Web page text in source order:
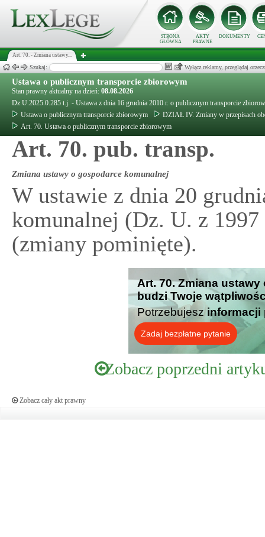
STRONA
GŁÓWNA
AKTY
PRAWNE
DOKUMENTY
Art. 70. - Zmiana ustawy...
Szukaj: Wyłącz reklamy, przeglądaj
Ustawa o publicznym transporcie zbiorowym
Stan prawny aktualny na dzień: 08.08.2026
Dz.U.2025.0.285 t.j. - Ustawa z dnia 16 grudnia 2010 r. o publicznym transporcie
Ustawa o publicznym transporcie zbiorowym
DZIAŁ IV. Zmiany w przepisach
Art. 70. Ustawa o publicznym transporcie zbiorowym
Art. 70. pub. transp.
Zmiana ustawy o gospodarce komunalnej
W ustawie z dnia 20
komunalnej (Dz. U. z
(zmiany pominięte).
Art. 70. Zmiana
budzi Twoje
Potrzebujesz informacji
Zadaj bezpłatne pytanie
Zobacz poprzedni
Zobacz cały akt prawny